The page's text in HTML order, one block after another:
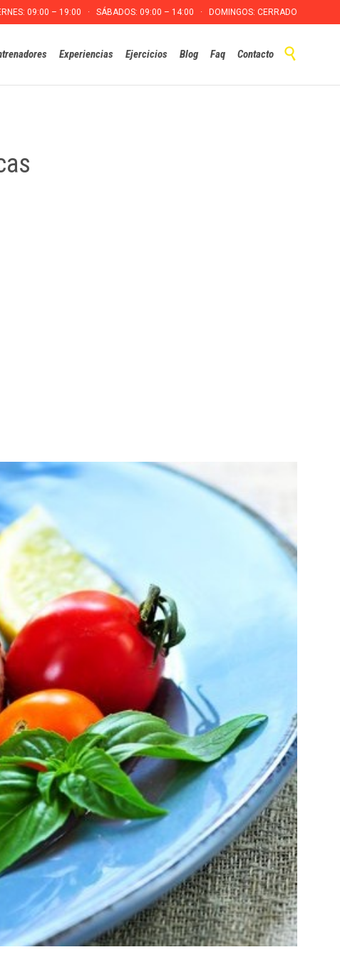
09:00 – 19:00 · SÁBADOS: 09:00 – 14:00 · DOMINGOS: CERRADO
to
Experiencias Ejercicios Blog Faq Contacto 